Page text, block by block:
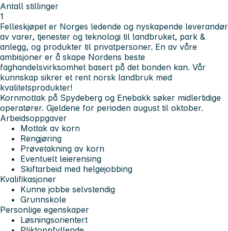
Antall stillinger
1
Felleskjøpet er Norges ledende og nyskapende leverandør
av varer, tjenester og teknologi til landbruket, park &
anlegg, og produkter til privatpersoner. En av våre
ambisjoner er å skape Nordens beste
faghandelsvirksomhet basert på det bonden kan. Vår
kunnskap sikrer et rent norsk landbruk med
kvalitetsprodukter!
Kornmottak på Spydeberg og Enebakk søker midlertidige
operatører. Gjeldene for perioden august til oktober.
Arbeidsoppgaver
Mottak av korn
Rengjøring
Prøvetakning av korn
Eventuelt leierensing
Skiftarbeid med helgejobbing
Kvalifikasjoner
Kunne jobbe selvstendig
Grunnskole
Personlige egenskaper
Løsningsorientert